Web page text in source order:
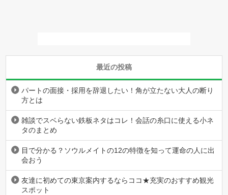
最近の投稿
パートの面接・採用を辞退したい！角が立たない大人の断り
方とは
雑談でスベらない鉄板ネタはコレ！会話の糸口に使える小ネ
タのまとめ
目で分かる？ソウルメイトの12の特徴を知って運命の人に出
会おう
友達に初めての東京案内するならココ★充実のおすすめ観光
スポット